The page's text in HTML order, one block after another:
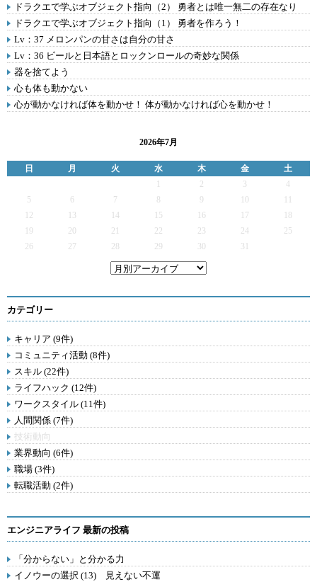
ドラクエで学ぶオブジェクト指向（2） 勇者とは唯一無二の存在なり
ドラクエで学ぶオブジェクト指向（1） 勇者を作ろう！
Lv：37 メロンパンの甘さは自分の甘さ
Lv：36 ビールと日本語とロックンロールの奇妙な関係
器を捨てよう
心も体も動かない
心が動かなければ体を動かせ！ 体が動かなければ心を動かせ！
2026年7月
日 月 火 水 木 金
土
1
2 3
4
5
6 7 8 9 10
11
12
13 14 15 16 17
18
19
20 21 22 23 24
25
26
27 28 29 30 31
カテゴリー
キャリア (9件)
コミュニティ活動 (8件)
スキル (22件)
ライフハック (12件)
ワークスタイル (11件)
人間関係 (7件)
技術動向
業界動向 (6件)
職場 (3件)
転職活動 (2件)
エンジニアライフ 最新の投稿
「分からない」と分かる力
イノウーの選択 (13) 見えない不運